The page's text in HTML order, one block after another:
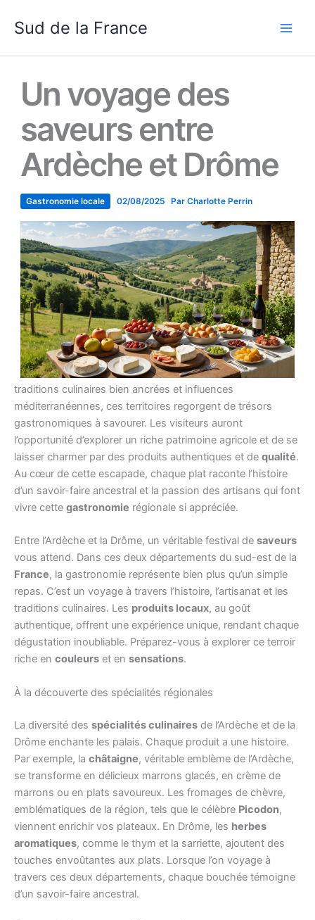
Sud de la France
Un voyage des
saveurs entre
Ardèche et Drôme
Gastronomie locale 02/08/2025 ParCharlotte Perrin
Découvrez unvoyage des saveursunique entre les
magnifiques régions del’Ardècheet dela Drôme. Entre
traditions culinaires bien ancrées et influences
méditerranéennes, ces territoires regorgent de trésors
gastronomiques à savourer. Les visiteurs auront
l’opportunité d’explorer un riche patrimoine agricole et de se
laisser charmer par des produits authentiques et de qualité.
Au cœur de cette escapade, chaque plat raconte l’histoire
d’un savoir-faire ancestral et la passion des artisans qui font
vivre cette gastronomie régionale si appréciée.
Entre l’Ardèche et la Drôme, un véritable festival de saveurs
vous attend. Dans ces deux départements du sud-est de la
France, la gastronomie représente bien plus qu’un simple
repas. C’est un voyage à travers l’histoire, l’artisanat et les
traditions culinaires. Les produits locaux, au goût
authentique, offrent une expérience unique, rendant chaque
dégustation inoubliable. Préparez-vous à explorer ce terroir
riche en couleurs et en sensations.
À la découverte des spécialités régionales
La diversité des spécialités culinaires de l’Ardèche et de la
Drôme enchante les palais. Chaque produit a une histoire.
Par exemple, la châtaigne, véritable emblème de l’Ardèche,
se transforme en délicieux marrons glacés, en crème de
marrons ou en plats savoureux. Les fromages de chèvre,
emblématiques de la région, tels que le célèbre Picodon,
viennent enrichir vos plateaux. En Drôme, les herbes
aromatiques, comme le thym et la sarriette, ajoutent des
touches envoûtantes aux plats. Lorsque l’on voyage à
travers ces deux départements, chaque bouchée témoigne
d’un savoir-faire ancestral.